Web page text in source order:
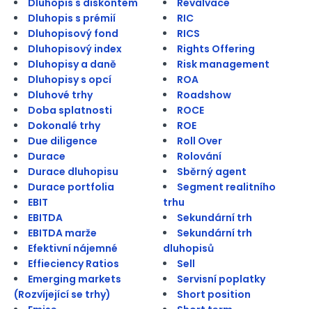
Dluhopis s prémií
Dluhopisový fond
Dluhopisový index
Dluhopisy a daně
Dluhopisy s opcí
Dluhové trhy
Doba splatnosti
Dokonalé trhy
Due diligence
Durace
Durace dluhopisu
Durace portfolia
EBIT
EBITDA
EBITDA marže
Efektivní nájemné
Effieciency Ratios
Emerging markets
(Rozvíjející se trhy)
RIC
RICS
Rights Offering
Risk management
ROA
Roadshow
ROCE
ROE
Roll Over
Rolování
Sběrný agent
Segment realitního
trhu
Sekundární trh
Sekundární trh
dluhopisů
Sell
Servisní poplatky
Short position